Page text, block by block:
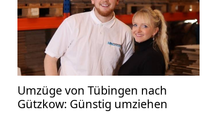
Umzüge von Tübingen nach
Gützkow: Günstig umziehen